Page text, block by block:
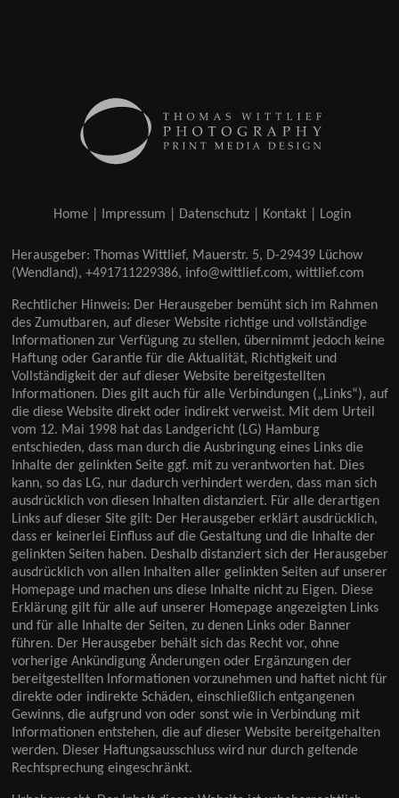
Home| Impressum Datenschutz| Kontakt| Login
Herausgeber: Thomas Wittlief, Mauerstr. 5, D-29439 Lüchow
(Wendland), +491711229386, info@wittlief.com, wittlief.com
Rechtlicher Hinweis: Der Herausgeber bemüht sich im Rahmen
des Zumutbaren, auf dieser Website richtige und vollständige
Informationen zur Verfügung zu stellen, übernimmt jedoch keine
Haftung oder Garantie für die Aktualität, Richtigkeit und
Vollständigkeit der auf dieser Website bereitgestellten
Informationen. Dies gilt auch für alle Verbindungen (
Links ), auf
die diese Website direkt oder indirekt verweist. Mit dem Urteil
vom 12. Mai 1998 hat das Landgericht (LG) Hamburg
entschieden, dass man durch die Ausbringung eines Links die
Inhalte der gelinkten Seite ggf. mit zu verantworten hat. Dies
kann, so das LG, nur dadurch verhindert werden, dass man sich
ausdrücklich von diesen Inhalten distanziert. Für alle derartigen
Links auf dieser Site gilt: Der Herausgeber erklärt ausdrücklich,
dass er keinerlei Einfluss auf die Gestaltung und die Inhalte der
gelinkten Seiten haben. Deshalb distanziert sich der Herausgeber
ausdrücklich von allen Inhalten aller gelinkten Seiten auf unserer
Homepage und machen uns diese Inhalte nicht zu Eigen. Diese
Erklärung gilt für alle auf unserer Homepage angezeigten Links
und für alle Inhalte der Seiten, zu denen Links oder Banner
führen. Der Herausgeber behält sich das Recht vor, ohne
vorherige Ankündigung Änderungen oder Ergänzungen der
bereitgestellten Informationen vorzunehmen und haftet nicht für
direkte oder indirekte Schäden, einschließlich entgangenen
Gewinns, die aufgrund von oder sonst wie in Verbindung mit
Informationen entstehen, die auf dieser Website bereitgehalten
werden. Dieser Haftungsausschluss wird nur durch geltende
Rechtsprechung eingeschränkt.